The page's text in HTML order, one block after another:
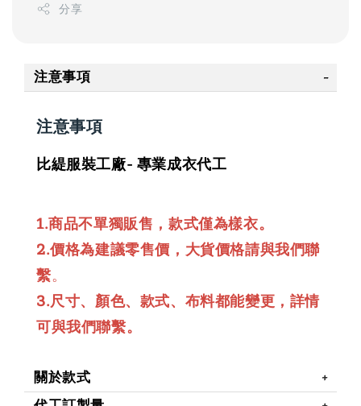
分享
注意事項
注意事項
比緹服裝工廠- 專業成衣代工
1.商品不單獨販售，款式僅為樣衣。
2.價格為建議零售價，大貨價格請與我們聯
繫。
3.尺寸、顏色、款式、布料都能變更，詳情
可與我們聯繫。
關於款式